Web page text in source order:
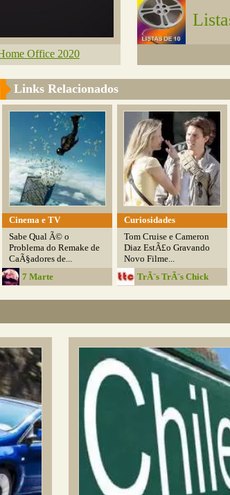
Office 2020
Links Relacionados
Cinema e TV
Sabe Qual Ã© o
Problema do Remake de
CaÃ§adores de...
7 Marte
Curiosidades
Tom Cruise e Cameron
Diaz EstÃ£o Gravando
Novo Filme...
TrÃ¨s TrÃ¨s Chick